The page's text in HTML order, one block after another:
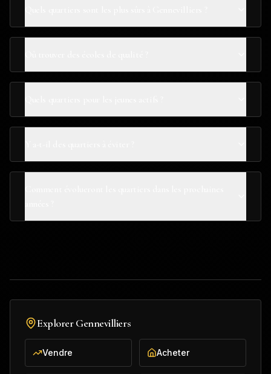
ExplorerGennevilliers
Vendre Acheter